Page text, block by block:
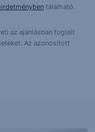
található.
az ajánlásban foglalt
Az azonosított